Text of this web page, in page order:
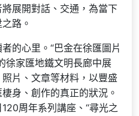
展開對話、交通，為當下
路。
的心里。“巴金在徐匯圖片
徐家匯地鐵文明長廊中展
片、文章等材料，以豐盛
身、創作的真正的狀況。
周年系列講座、“尋光之